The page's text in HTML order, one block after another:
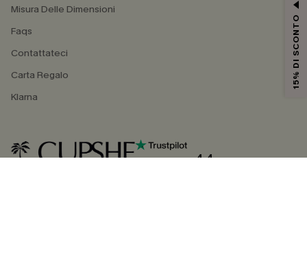
Misura Delle Dimensioni
Faqs
Contattateci
Carta Regalo
Klarna
4.4
15% DI SCONTO